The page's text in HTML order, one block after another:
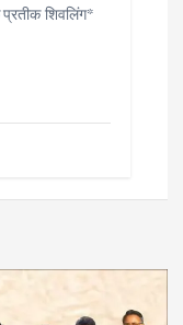
प्रतीक शिवलिंग*